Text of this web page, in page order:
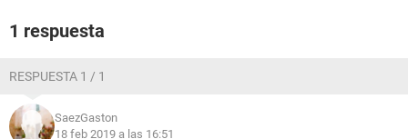
1 respuesta
RESPUESTA 1 / 1
SaezGaston
18 feb 2019 a las 16:51